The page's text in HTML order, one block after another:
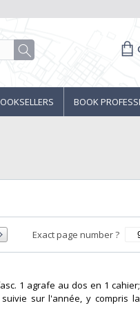
BOOK
Exact page number ?
1 agrafe au dos en 1 cahier;
sur l'année, y compris la